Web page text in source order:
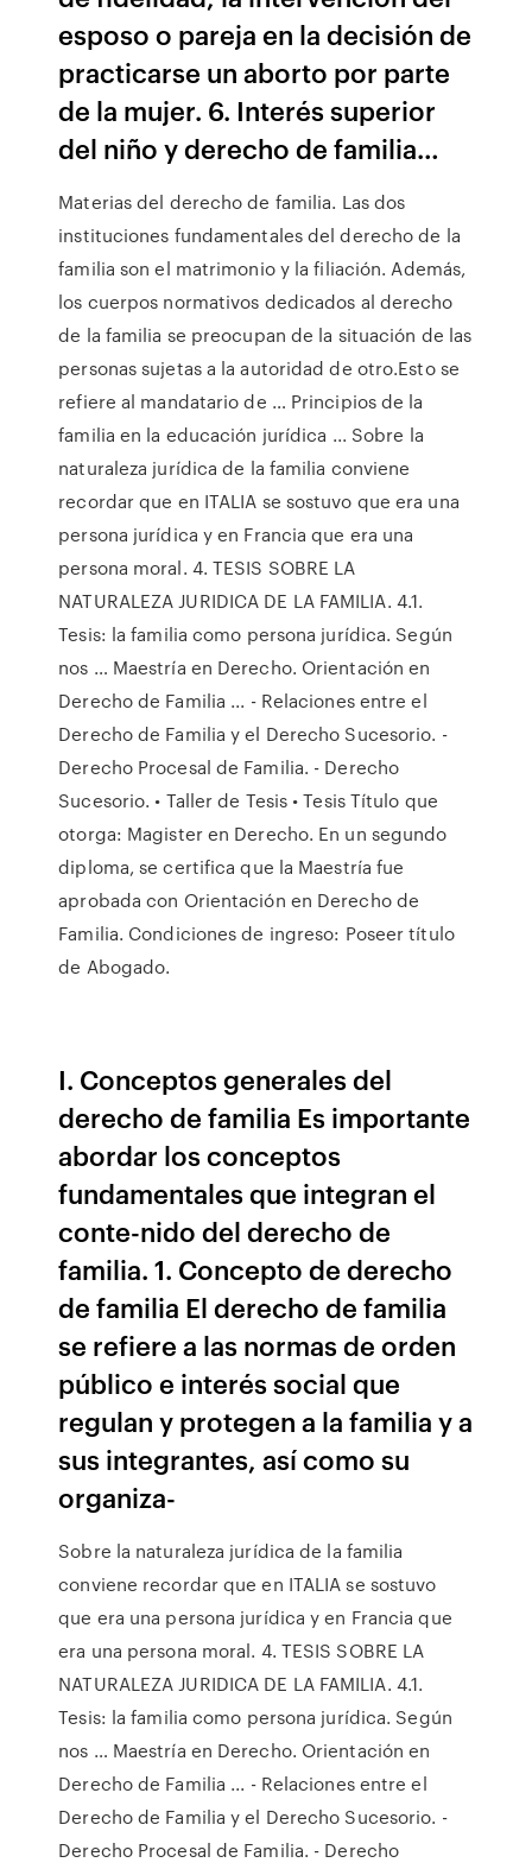
esposo o pareja en la decisión de
practicarse un aborto por parte
de la mujer. 6. Interés superior
del niño y derecho de familia…
Materias del derecho de familia. Las dos
instituciones fundamentales del derecho de la
familia son el matrimonio y la filiación. Además,
los cuerpos normativos dedicados al derecho
de la familia se preocupan de la situación de las
personas sujetas a la autoridad de otro.Esto se
refiere al mandatario de … Principios de la
familia en la educación jurídica ... Sobre la
naturaleza jurídica de la familia conviene
recordar que en ITALIA se sostuvo que era una
persona jurídica y en Francia que era una
persona moral. 4. TESIS SOBRE LA
NATURALEZA JURIDICA DE LA FAMILIA. 4.1.
Tesis: la familia como persona jurídica. Según
nos … Maestría en Derecho. Orientación en
Derecho de Familia ... - Relaciones entre el
Derecho de Familia y el Derecho Sucesorio. -
Derecho Procesal de Familia. - Derecho
Sucesorio. • Taller de Tesis • Tesis Título que
otorga: Magister en Derecho. En un segundo
diploma, se certifica que la Maestría fue
aprobada con Orientación en Derecho de
Familia. Condiciones de ingreso: Poseer título
de Abogado.
I. Conceptos generales del
derecho de familia Es importante
abordar los conceptos
fundamentales que integran el
conte-nido del derecho de
familia. 1. Concepto de derecho
de familia El derecho de familia
se refiere a las normas de orden
público e interés social que
regulan y protegen a la familia y a
sus integrantes, así como su
organiza-
Sobre la naturaleza jurídica de la familia
conviene recordar que en ITALIA se sostuvo
que era una persona jurídica y en Francia que
era una persona moral. 4. TESIS SOBRE LA
NATURALEZA JURIDICA DE LA FAMILIA. 4.1.
Tesis: la familia como persona jurídica. Según
nos … Maestría en Derecho. Orientación en
Derecho de Familia ... - Relaciones entre el
Derecho de Familia y el Derecho Sucesorio. -
Derecho Procesal de Familia. - Derecho